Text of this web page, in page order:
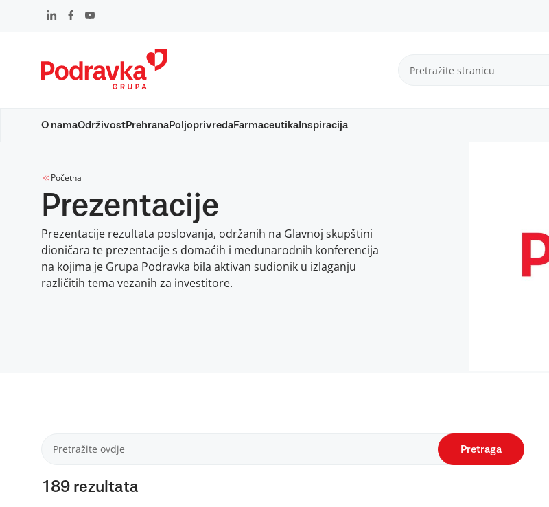
O namaOdrživostPrehranaPoljoprivredaFarmaceutikaInspiracija
Početna
Prezentacije
Prezentacije rezultata poslovanja, održanih na Glavnoj skupštini
dioničara te prezentacije s domaćih i međunarodnih konferencija
na kojima je Grupa Podravka bila aktivan sudionik u izlaganju
različitih tema vezanih za investitore.
Pretraga
189rezultata